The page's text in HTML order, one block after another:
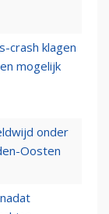
crash klagen
mogelijk
onder
Oosten